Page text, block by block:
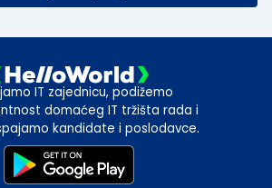
IT zajednicu, podižemo
domaćeg IT tržišta rada i
kandidate i poslodavce.